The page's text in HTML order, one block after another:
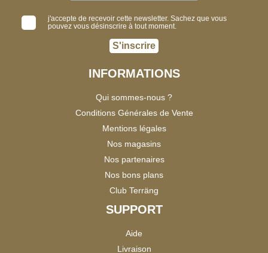
j'accepte de recevoir cette newsletter. Sachez que vous
pouvez vous désinscrire à tout moment.
S'inscrire
INFORMATIONS
Qui sommes-nous ?
Conditions Générales de Vente
Mentions légales
Nos magasins
Nos partenaires
Nos bons plans
Club Terräng
SUPPORT
Aide
Livraison